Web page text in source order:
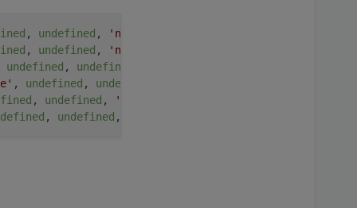
, undefined , 'number'
, undefined , 'number'
undefined , undefined
, undefined , undefined
, undefined , 'number'
, undefined ,